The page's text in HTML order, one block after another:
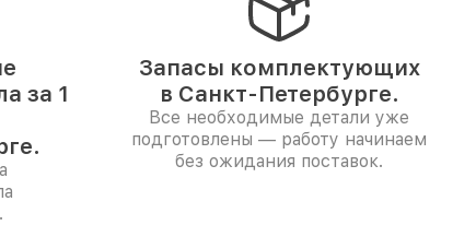
за 1
Запасы комплектующих
в Санкт-Петербурге.
Все необходимые детали уже
подготовлены — работу начинаем
без ожидания поставок.